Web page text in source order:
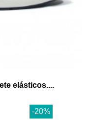
elásticos....
-20%